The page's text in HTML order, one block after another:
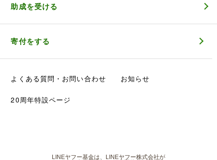
助成を受ける
寄付をする
よくある質問・お問い合わせ お知らせ
20周年特設ページ
LINEヤフー基金は、LINEヤフー株式会社が